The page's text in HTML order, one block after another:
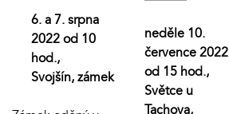
6. a 7. srpna
2022 od 10
hod.,
Svojšín, zámek
neděle 10.
července 2022
od 15 hod.,
Světce u
Tachova,